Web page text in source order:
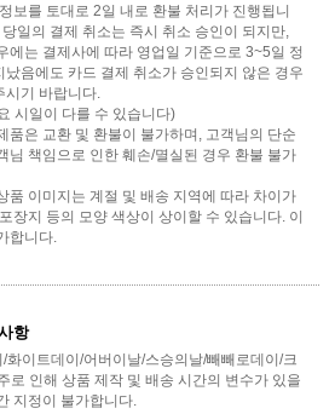
보를 토대로 2일 내로 환불 처리가 진행됩니
일의 결제 취소는 즉시 취소 승인이 되지만,
에는 결제사에 따라 영업일 기준으로 3~5일 정
음에도 카드 결제 취소가 승인되지 않은 경우
시기 바랍니다.
시일이 다를 수 있습니다)
품은 교환 및 환불이 불가하며, 고객님의 단순
님 책임으로 인한 훼손/멸실된 경우 환불 불가
품 이미지는 계절 및 배송 지역에 따라 차이가
장지 등의 모양 색상이 상이할 수 있습니다. 이
합니다.
항
화이트데이/어버이날/스승의날/빼빼로데이/크
로 인해 상품 제작 및 배송 시간의 변수가 있을
지정이 불가합니다.